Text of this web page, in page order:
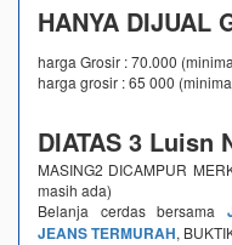
HANYA DIJUAL
harga Grosir : 70.000
harga grosir : 65 000
DIATAS 3 Luisn
MASING2 DICAMPUR
masih ada)
Belanja cerdas bersama
JEANS TERMURAH,